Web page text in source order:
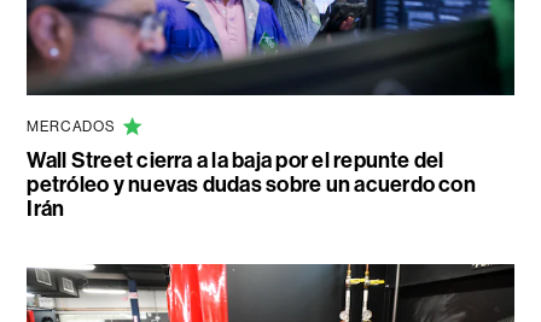
MERCADOS
Wall Street cierra a la baja por el repunte del
petróleo y nuevas dudas sobre un acuerdo con
Irán